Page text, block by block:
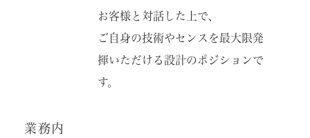
業務内
お客様と対話した上で、
ご⾃⾝の技術やセンスを最⼤限発
揮いただける設計のポジションで
す。